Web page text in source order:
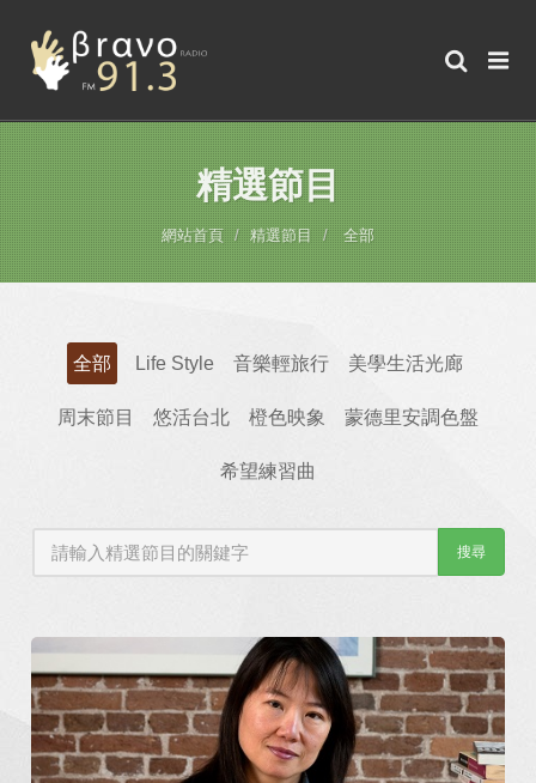
精選節目
網站首頁 精選節目 全部
全部 Life Style 音樂輕旅行 美學生活光廊
周末節目 悠活台北 橙色映象 蒙德里安調色盤
希望練習曲
搜尋